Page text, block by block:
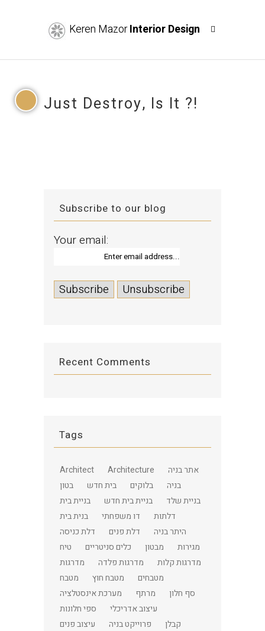
Keren MazorInterior Design
Just Destroy, Is It ?!
Subscribe to our blog
Your email:
Recent Comments
Tags
Architect Architecture
אתר בניה
בטון
בית חדש בלוקים
בניה
בניית בית
בניית בית חדש
בניית שלד
בנית בית
דו משפחתי
דלתות
דלת כניסה
דלת פנים
היתר בניה
טיח
כלים סניטריים מבטון
מגירות
מדרגות
מדרגות פלדה
מדרגות קלות
מטבח
מטבח חוץ
מטבחים
מערכת אינסטלציה
מרתף
סף חלון
ספי חלונות
עיצוב אדריכלי
עיצוב פנים
פרוייקט בניה
קבלן